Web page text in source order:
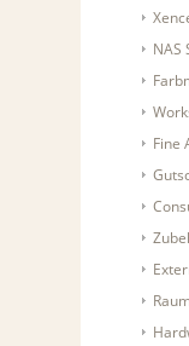
NAS
Fine